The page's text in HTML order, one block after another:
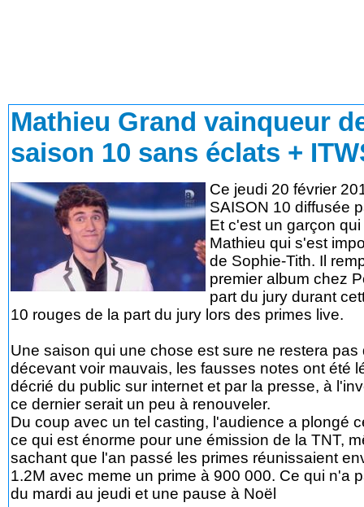
Mathieu Grand vainqueur
saison 10 sans éclats +
Ce jeudi 20 février
SAISON 10 diffusée
Et c'est un garçon
Mathieu qui s'est
de Sophie-Tith. Il
premier album chez
part du jury durant
10 rouges de la part du jury lors des primes live.
Une saison qui une chose est sure ne restera
décevant voir mauvais, les fausses notes ont été
décrié du public sur internet et par la presse, à
ce dernier serait un peu à renouveler.
Du coup avec un tel casting, l'audience a plongé
ce qui est énorme pour une émission de la TNT,
sachant que l'an passé les primes réunissaient
1.2M avec meme un prime à 900 000. Ce qui n'a
du mardi au jeudi et une pause à Noël